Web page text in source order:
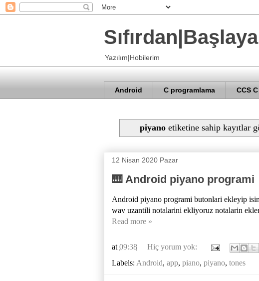
Yazılım|Hobilerim
Android C programlama CCS
piyanoetiketine sahip kayıtlar
12 Nisan 2020 Pazar
🎹 Android piyano programi
Android piyano programi butonlari ekleyip
wav uzantili notalarini ekliyoruz notalarin
Read more »
at09:38
Hiç yorum yok:
Labels: Android, app, piano, piyano, tones